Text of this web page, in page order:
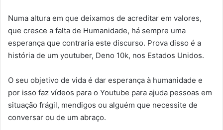
Numa altura em que deixamos de acreditar em valores,
que cresce a falta de Humanidade, há sempre uma
esperança que contraria este discurso. Prova disso é a
história de um youtuber, Deno 10k, nos Estados Unidos.
O seu objetivo de vida é dar esperança à humanidade e
por isso faz vídeos para o Youtube para ajuda pessoas em
situação frágil, mendigos ou alguém que necessite de
conversar ou de um abraço.